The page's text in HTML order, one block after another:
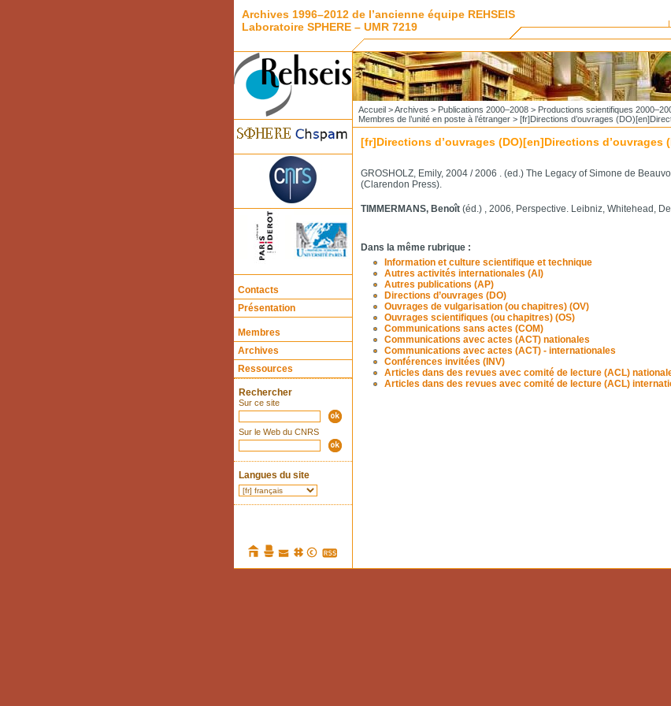
Archives 1996–2012 de l’ancienne équipe REHSEIS
Laboratoire SPHERE – UMR 7219
Contacts
Présentation
Membres
Archives
Ressources
Rechercher
Sur ce site
Sur le Web du CNRS
Langues du site
Accueil>Archives > Publications 2000–2008> Productions scientifiques
Membres de l’unité en poste à l’étranger> [fr]Directions d’ouvrages
[fr]Directions d’ouvrages (DO)[en]Directions d’ouvrages
GROSHOLZ, Emily, 2004 / 2006 . (ed.) The Legacy of Simone de
(Clarendon Press).
TIMMERMANS, Benoît(éd.) , 2006, Perspective. Leibniz, Whitehead,
Dans la même rubrique :
Information et culture scientifique et technique
Autres activités internationales (AI)
Autres publications (AP)
Directions d’ouvrages (DO)
Ouvrages de vulgarisation (ou chapitres) (OV)
Ouvrages scientifiques (ou chapitres) (OS)
Communications sans actes (COM)
Communications avec actes (ACT) nationales
Communications avec actes (ACT) - internationales
Conférences invitées (INV)
Articles dans des revues avec comité de lecture (ACL)
Articles dans des revues avec comité de lecture (ACL)